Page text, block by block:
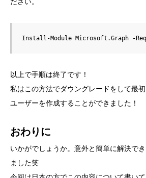
ださい。
Install-Module Microsoft.Graph -
以上で手順は終了です！
私はこの方法でダウングレードをして最
ユーザーを作成することができました！
おわりに
いかがでしょうか。意外と簡単に解決で
ました笑